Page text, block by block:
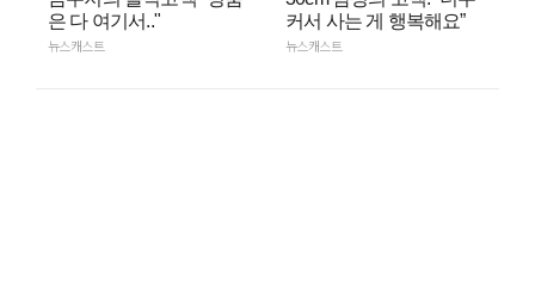
은 다 여기서.."
뉴스캐스트
커서 사는 게 행복해요”
뉴스캐스트